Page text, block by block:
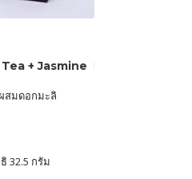
+ Jasmine
สมดอกมะลิ
32.5 กรัม